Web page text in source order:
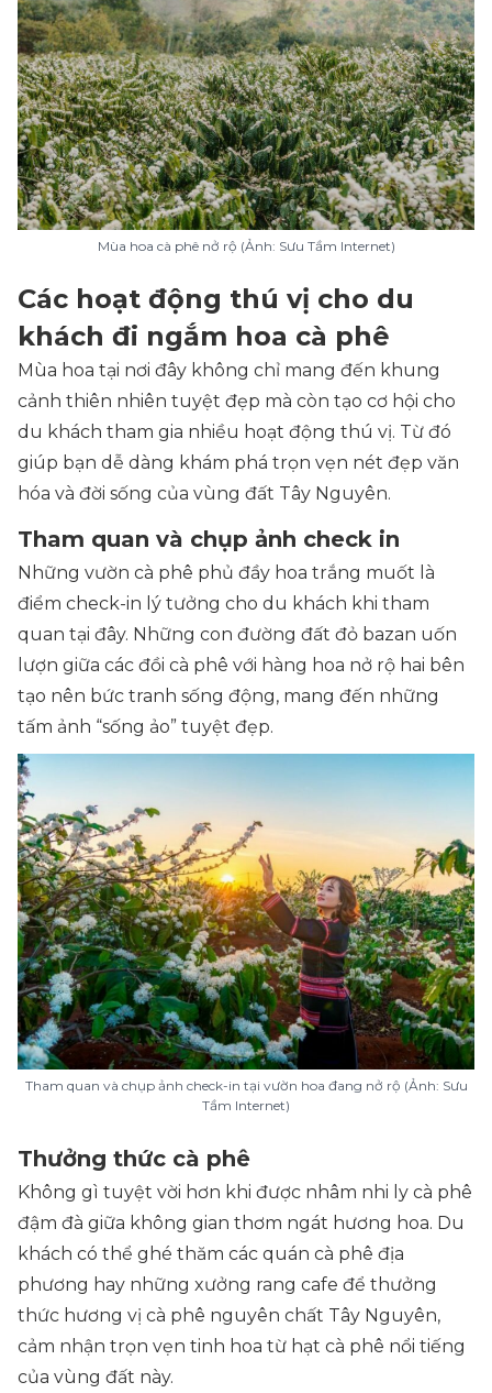
Mùa hoa cà phê nở rộ (Ảnh: Sưu Tầm Internet)
Các hoạt động thú vị cho du
khách đi ngắm hoa cà phê
Mùa hoa tại nơi đây không chỉ mang đến khung
cảnh thiên nhiên tuyệt đẹp mà còn tạo cơ hội cho
du khách tham gia nhiều hoạt động thú vị. Từ đó
giúp bạn dễ dàng khám phá trọn vẹn nét đẹp văn
hóa và đời sống của vùng đất Tây Nguyên.
Tham quan và chụp ảnh check in
Những vườn cà phê phủ đầy hoa trắng muốt là
điểm check-in lý tưởng cho du khách khi tham
quan tại đây. Những con đường đất đỏ bazan uốn
lượn giữa các đồi cà phê với hàng hoa nở rộ hai bên
tạo nên bức tranh sống động, mang đến những
tấm ảnh “sống ảo” tuyệt đẹp.
Tham quan và chụp ảnh check-in tại vườn hoa đang nở rộ (Ảnh: Sưu
Tầm Internet)
Thưởng thức cà phê
Không gì tuyệt vời hơn khi được nhâm nhi ly cà phê
đậm đà giữa không gian thơm ngát hương hoa. Du
khách có thể ghé thăm các quán cà phê địa
phương hay những xưởng rang cafe để thưởng
thức hương vị cà phê nguyên chất Tây Nguyên,
cảm nhận trọn vẹn tinh hoa từ hạt cà phê nổi tiếng
của vùng đất này.